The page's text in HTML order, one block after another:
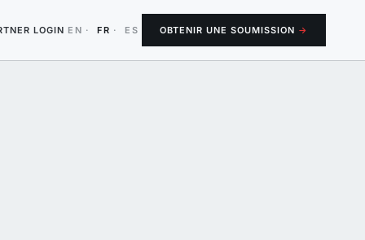
LOGIN EN · FR · ES OBTENIR UNE SOUMISSION →